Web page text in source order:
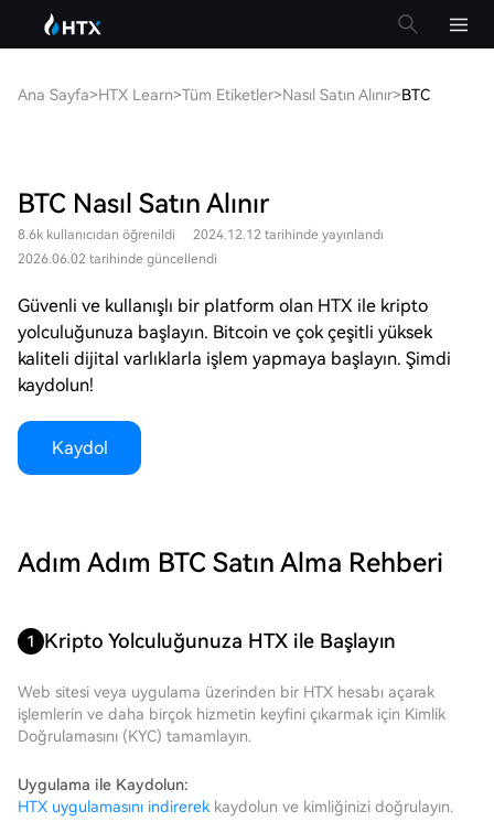
Ana Sayfa>HTX Learn>Tüm Etiketler>Nasıl Satın Alınır>BTC
BTC Nasıl Satın Alınır
8.6k kullanıcıdan öğrenildi
2024.12.12 tarihinde yayınlandı
2026.06.02 tarihinde güncellendi
Güvenli ve kullanışlı bir platform olan HTX ile kripto
yolculuğunuza başlayın. Bitcoin ve çok çeşitli yüksek
kaliteli dijital varlıklarla işlem yapmaya başlayın. Şimdi
kaydolun!
Kaydol
Adım Adım BTC Satın Alma Rehberi
1 Kripto Yolculuğunuza HTX ile Başlayın
Web sitesi veya uygulama üzerinden bir HTX hesabı açarak
işlemlerin ve daha birçok hizmetin keyfini çıkarmak için Kimlik
Doğrulamasını (KYC) tamamlayın.
Uygulama ile Kaydolun:
HTX uygulamasını indirerek kaydolun ve kimliğinizi doğrulayın.